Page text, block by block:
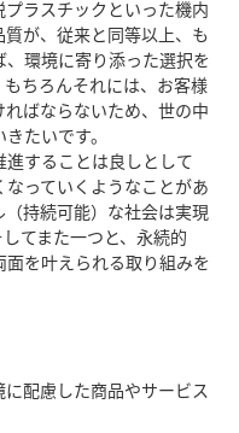
ラスチックといった機内
が、従来と同等以上、も
環境に寄り添った選択を
ちろんそれには、お客様
ばならないため、世の中
たいです。
することは良しとして
っていくようなことがあ
持続可能）な社会は実現
てまた一つと、永続的
を叶えられる取り組みを
配慮した商品やサービス